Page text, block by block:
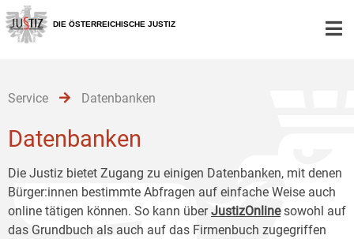
Zur
Hauptnavigation
[1]
Zum
Inhalt
[2]
Zum
Untermenü
[3]
DIE ÖSTERREICHISCHE JUSTIZ
Service Datenbanken
Datenbanken
Die Justiz bietet Zugang zu einigen Datenbanken, mit denen
Bürger:innen bestimmte Abfragen auf einfache Weise auch
online tätigen können. So kann überJustizOnlinesowohl auf
das Grundbuch als auch auf das Firmenbuch zugegriffen